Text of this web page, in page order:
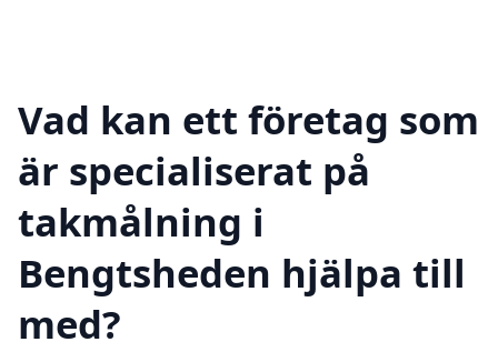
Vad kan ett företag som
är specialiserat på
takmålning i
Bengtsheden hjälpa till
med?